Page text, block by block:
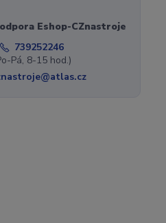
Eshop-CZnastroje
739252246
Pá, 8-15 hod.)